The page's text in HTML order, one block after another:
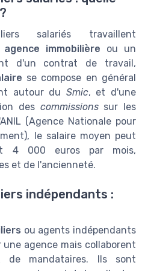
salariés travaillent
agence immobilière ou un
d'un contrat de travail,
se compose en général
autour du Smic, et d'une
des commissionssur les
(Agence Nationale pour
le salaire moyen peut
4 000 euros par mois,
et de l'ancienneté.
indépendants :
ou agents indépendants
une agence mais collaborent
de mandataires. Ils sont